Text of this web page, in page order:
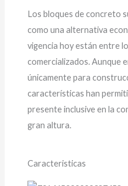
Los bloques de concreto
como una alternativa
vigencia hoy están entre
comercializados. Aunque
únicamente para
características han
presente inclusive en la
gran altura.
Caracteristicas